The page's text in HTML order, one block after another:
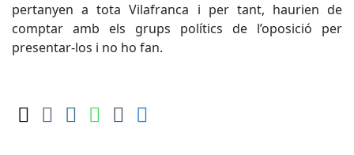
pertanyen a tota Vilafranca i per tant, haurien de
comptar amb els grups polítics de l’oposició per
presentar-los i no ho fan.